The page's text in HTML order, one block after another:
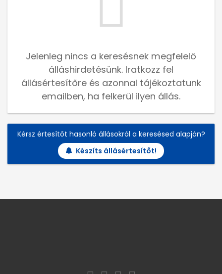
Jelenleg nincs a keresésnek megfelelő
álláshirdetésünk. Iratkozz fel
állásértesítőre és azonnal tájékoztatunk
emailben, ha felkerül ilyen állás.
Kérsz értesítőt hasonló állásokról a keresésed alapján?
Készíts állásértesítőt!